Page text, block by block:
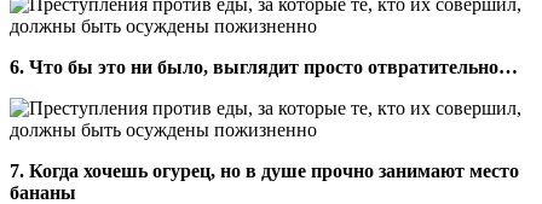
6. Что бы это ни было, выглядит просто отвратительно…
7. Когда хочешь огурец, но в душе прочно занимают место
бананы